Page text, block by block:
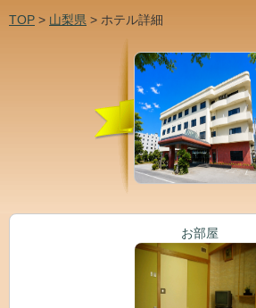
TOP > 山梨県 > ホテル詳細
お部屋